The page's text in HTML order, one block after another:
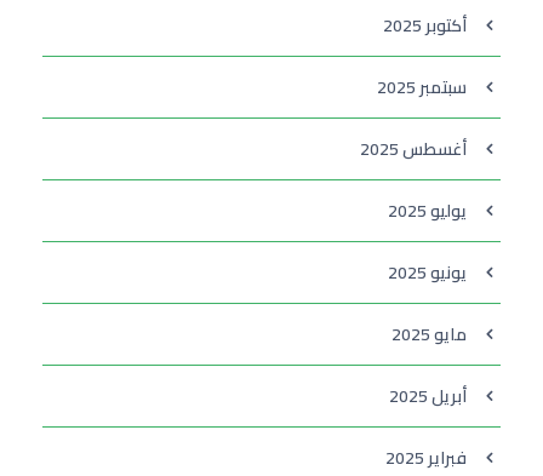
أكتوبر 2025
سبتمبر 2025
أغسطس 2025
يوليو 2025
يونيو 2025
مايو 2025
أبريل 2025
فبراير 2025